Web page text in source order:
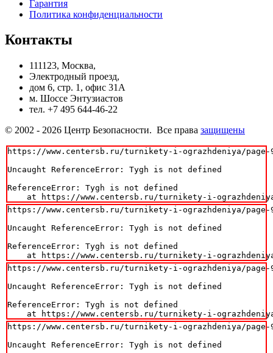
Гарантия
Политика конфиденциальности
Контакты
111123, Москва,
Электродный проезд,
дом 6, стр. 1, офис 31А
м. Шоссе Энтузиастов
тел. +7 495 644-46-22
© 2002 - 2026 Центр Безопасности. Все права защищены
https://www.centersb.ru/turnikety-i-ograzhdeniya/page-
Uncaught ReferenceError: Tygh is not defined
ReferenceError: Tygh is not defined
at https://www.centersb.ru/turnikety-i-
https://www.centersb.ru/turnikety-i-ograzhdeniya/page-
Uncaught ReferenceError: Tygh is not defined
ReferenceError: Tygh is not defined
at https://www.centersb.ru/turnikety-i-
https://www.centersb.ru/turnikety-i-ograzhdeniya/page-
Uncaught ReferenceError: Tygh is not defined
ReferenceError: Tygh is not defined
at https://www.centersb.ru/turnikety-i-
https://www.centersb.ru/turnikety-i-ograzhdeniya/page-
Uncaught ReferenceError: Tygh is not defined